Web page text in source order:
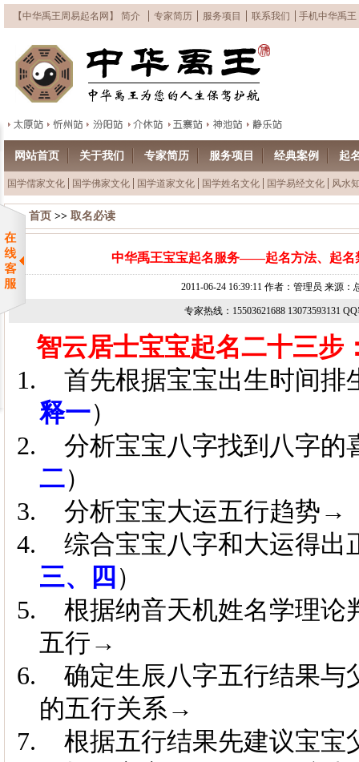
【中华禹王周易起名网】 简介 专家简历 服务项目 联系我们 手机中华禹王
网站首页 关于我们 专家简历 服务项目 经典案例 起
国学儒家文化 国学佛家文化 国学道家文化 国学姓名文化 国学易经文化 风水
首页>> 取名必读
中华禹王宝宝起名服务——起名方法、起名
2011-06-24 16:39:11 作者：管理员 来源：
专家热线：15503621688 13073593131
智云居士宝宝起名二十三步
1.
首先根据宝宝出生时间
释一）
2.
分析宝宝八字找到八字
二）
3.
分析宝宝大运五行趋势→
4.
综合宝宝八字和大运得
三、四 ）
5.
根据纳音天机姓名学理论
五行→
6.
确定生辰八字五行结果与
的五行关系→
7.
根据五行结果先建议宝